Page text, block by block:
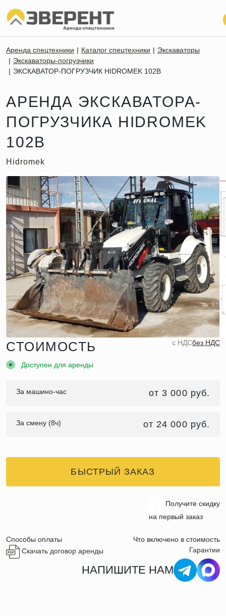
Аренда спецтехники Каталог спецтехники
Экскаваторы
Экскаваторы-погрузчики
ЭКСКАВАТОР-ПОГРУЗЧИК HIDROMEK 102B
АРЕНДА ЭКСКАВАТОРА-
ПОГРУЗЧИКА HIDROMEK
102B
Hidromek
СТОИМОСТЬ c НДСбез НДС
Доступен для аренды
За машино-час от 3 000 руб.
За смену (8ч) от 24 000 руб.
БЫСТРЫЙ ЗАКАЗ
Получите скидку
на первый заказ
Способы оплаты
Что включено в стоимость
Скачать договор аренды
Гарантии
НАПИШИТЕ НАМ